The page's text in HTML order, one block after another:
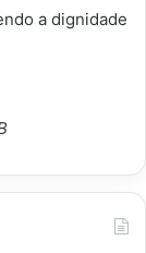
a dignidade